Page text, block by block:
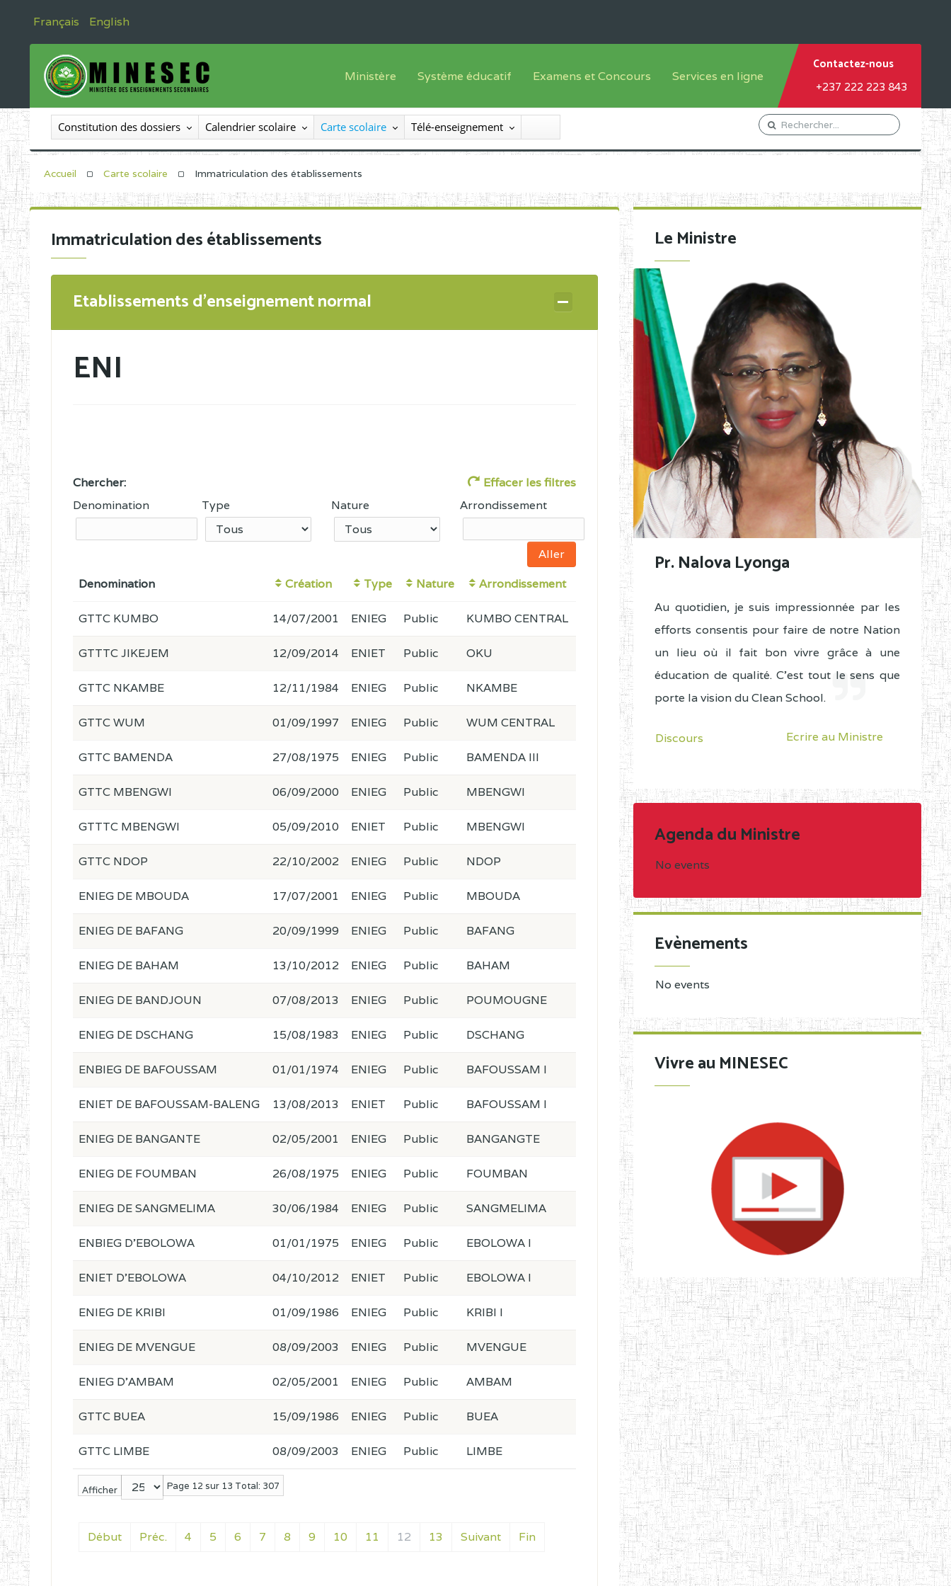
Français English
Ministère
Le Ministre
Le SEESEN
Inspection Générale des Enseignements
Organigramme
Système éducatif
Offre de formation
Sous système francophone
Progammes d'études
Examens et Concours
Inscriptions
Liste des candidats
Diplômes disponibles
Services en ligne
Orientation Conseil
Gestion du Personnel
Demande de subvention
Contactez-nous
+237 222 223 843
Constitution des dossiers Calendrier scolaire Carte scolaire Télé-enseignement
Accueil Carte scolaire Immatriculation des établissements
Immatriculation des établissements
Etablissements d'enseignement normal
ENI
Chercher:
Effacer les filtres
Denomination
Type Nature Arrondissement
Denomination Création Type Nature Arrondissement
Afficher Page 12 sur 13 Total: 307
Début Préc. 4 5 6 7 8 9 10 11 12 13 Suivant Fin
GTTC KUMBO 14/07/2001 ENIEG Public KUMBO CENTRAL
GTTTC JIKEJEM 12/09/2014 ENIET Public OKU
GTTC NKAMBE 12/11/1984 ENIEG Public NKAMBE
GTTC WUM 01/09/1997 ENIEG Public WUM CENTRAL
GTTC BAMENDA 27/08/1975 ENIEG Public BAMENDA III
GTTC MBENGWI 06/09/2000 ENIEG Public MBENGWI
GTTTC MBENGWI 05/09/2010 ENIET Public MBENGWI
GTTC NDOP 22/10/2002 ENIEG Public NDOP
ENIEG DE MBOUDA 17/07/2001 ENIEG Public MBOUDA
ENIEG DE BAFANG 20/09/1999 ENIEG Public BAFANG
ENIEG DE BAHAM 13/10/2012 ENIEG Public BAHAM
ENIEG DE BANDJOUN 07/08/2013 ENIEG Public POUMOUGNE
ENIEG DE DSCHANG 15/08/1983 ENIEG Public DSCHANG
ENBIEG DE BAFOUSSAM 01/01/1974 ENIEG Public BAFOUSSAM I
ENIET DE BAFOUSSAM-BALENG 13/08/2013 ENIET Public BAFOUSSAM I
ENIEG DE BANGANTE 02/05/2001 ENIEG Public BANGANGTE
ENIEG DE FOUMBAN 26/08/1975 ENIEG Public FOUMBAN
ENIEG DE SANGMELIMA 30/06/1984 ENIEG Public SANGMELIMA
ENBIEG D'EBOLOWA 01/01/1975 ENIEG Public EBOLOWA I
ENIET D'EBOLOWA 04/10/2012 ENIET Public EBOLOWA I
ENIEG DE KRIBI 01/09/1986 ENIEG Public KRIBI I
ENIEG DE MVENGUE 08/09/2003 ENIEG Public MVENGUE
ENIEG D'AMBAM 02/05/2001 ENIEG Public AMBAM
GTTC BUEA 15/09/1986 ENIEG Public BUEA
GTTC LIMBE 08/09/2003 ENIEG Public LIMBE
Le Ministre
Pr. Nalova Lyonga
Au quotidien, je suis impressionnée par les
efforts consentis pour faire de notre Nation
un lieu où il fait bon vivre grâce à une
éducation de qualité. C'est tout le sens que
porte la vision du Clean School.
Discours Ecrire au Ministre
Agenda du Ministre
No events
Evènements
No events
Vivre au MINESEC